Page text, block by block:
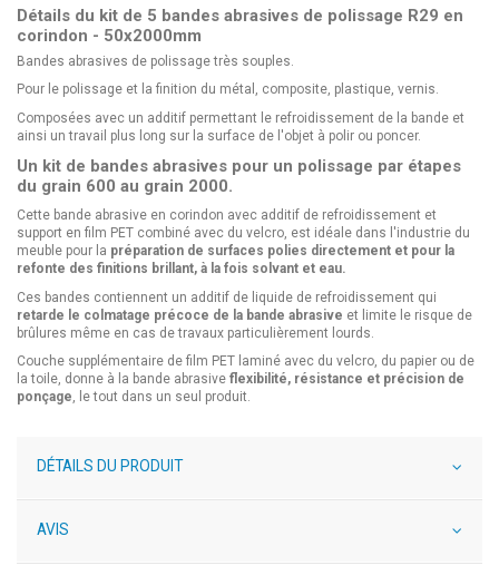
Détails du kit de 5 bandes abrasives de polissage R29 en
corindon - 50x2000mm
Bandes abrasives de polissage très souples.
Pour le polissage et la finition du métal, composite, plastique, vernis.
Composées avec un additif permettant le refroidissement de la bande et
ainsi un travail plus long sur la surface de l'objet à polir ou poncer.
Un kit de bandes abrasives pour un polissage par étapes
du grain 600 au grain 2000.
Cette bande abrasive en corindon avec additif de refroidissement et
support en film PET combiné avec du velcro, est idéale dans l'industrie du
meuble pour la préparation de surfaces polies directement et pour la
refonte des finitions brillant, à la fois solvant et eau.
Ces bandes contiennent un additif de liquide de refroidissement qui
retarde le colmatage précoce de la bande abrasive et limite le risque de
brûlures même en cas de travaux particulièrement lourds.
Couche supplémentaire de film PET laminé avec du velcro, du papier ou de
la toile, donne à la bande abrasive flexibilité, résistance et précision de
ponçage, le tout dans un seul produit.
DÉTAILS DU PRODUIT
AVIS